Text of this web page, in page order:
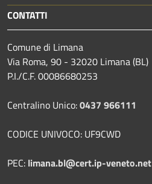
CONTATTI
Comune di Limana
Via Roma, 90 - 32020 Limana (BL)
P.I./C.F. 00086680253
Centralino Unico:0437 966111
CODICE UNIVOCO: UF9CWD
PEC: limana.bl@cert.ip-veneto.net